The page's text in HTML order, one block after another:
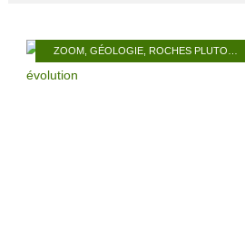
ZOOM GÉOLOGIE ROCHES PLUTONIQUES